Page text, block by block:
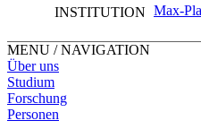
INSTITUTION Max-
MENU / NAVIGATION
Über uns
Studium
Forschung
Personen